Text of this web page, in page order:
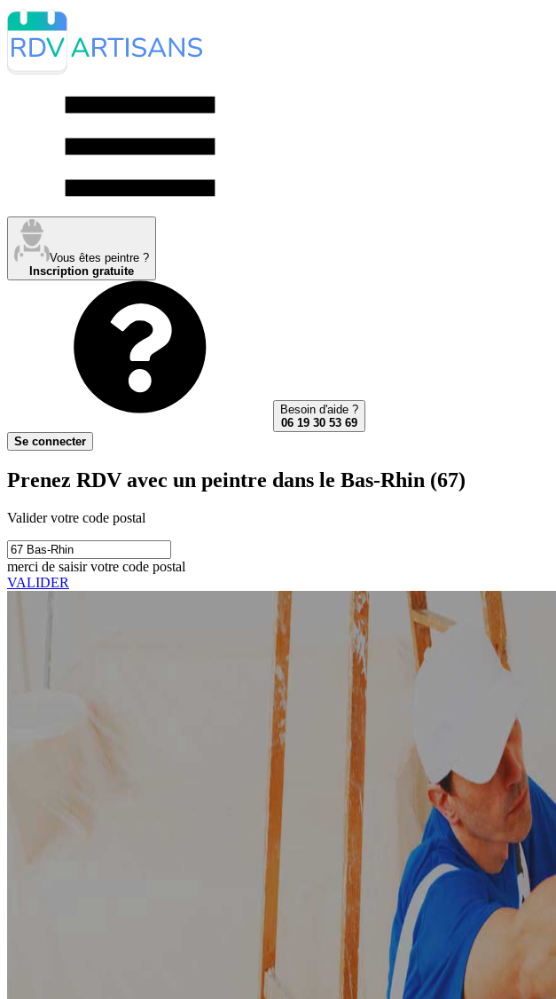
Vous êtes peintre ?
Inscription gratuite
Besoin d'aide ?
06 19 30 53 69
Se connecter
Prenez RDV avec un peintre dans le Bas-Rhin (67)
Valider votre code postal
merci de saisir votre code postal
VALIDER